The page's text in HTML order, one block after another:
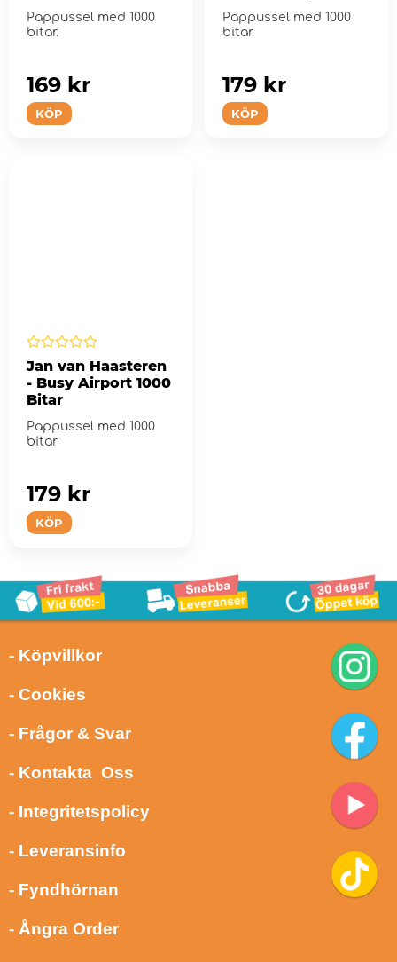
Pappussel med 1000
bitar.
KÖP
169 kr
Pappussel med 1000
bitar.
KÖP
179 kr
Jan van Haasteren
- Busy Airport 1000
Bitar
Pappussel med 1000
bitar
KÖP
179 kr
- Köpvillkor
- Cookies
- Frågor & Svar
- Kontakta Oss
- Integritetspolicy
- Leveransinfo
- Fyndhörnan
- Ångra Order